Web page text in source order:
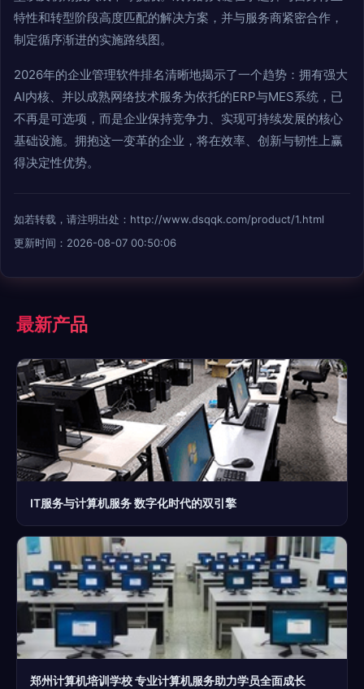
特性和转型阶段高度匹配的解决方案，并与服务商紧密合作，
制定循序渐进的实施路线图。
2026年的企业管理软件排名清晰地揭示了一个趋势：拥有强大
AI内核、并以成熟网络技术服务为依托的ERP与MES系统，已
不再是可选项，而是企业保持竞争力、实现可持续发展的核心
基础设施。拥抱这一变革的企业，将在效率、创新与韧性上赢
得决定性优势。
如若转载，请注明出处：http://www.dsqqk.com/product/1.html
更新时间：2026-08-07 00:50:06
最新产品
IT服务与计算机服务 数字化时代的双引擎
郑州计算机培训学校 专业计算机服务助力学员全面成长